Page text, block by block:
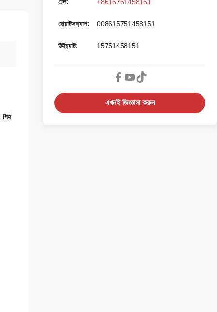
পিই
টেল: +8615751458151
হোয়াটসঅ্যাপ: 008615751458151
উইচ্যাট: 15751458151
এখনই জিজ্ঞাসা করুন